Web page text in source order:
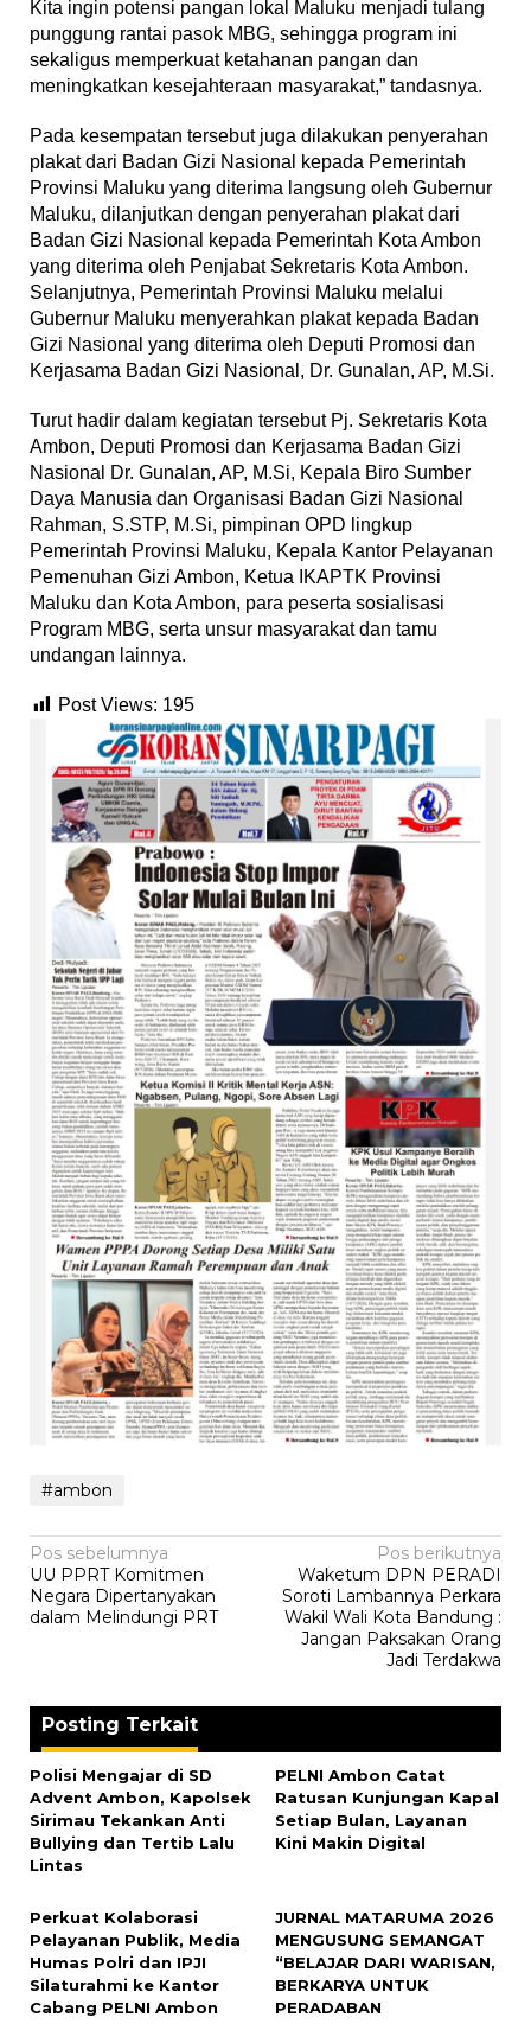
Kita ingin potensi pangan lokal Maluku menjadi tulang
punggung rantai pasok MBG, sehingga program ini
sekaligus memperkuat ketahanan pangan dan
meningkatkan kesejahteraan masyarakat,” tandasnya.
Pada kesempatan tersebut juga dilakukan penyerahan
plakat dari Badan Gizi Nasional kepada Pemerintah
Provinsi Maluku yang diterima langsung oleh Gubernur
Maluku, dilanjutkan dengan penyerahan plakat dari
Badan Gizi Nasional kepada Pemerintah Kota Ambon
yang diterima oleh Penjabat Sekretaris Kota Ambon.
Selanjutnya, Pemerintah Provinsi Maluku melalui
Gubernur Maluku menyerahkan plakat kepada Badan
Gizi Nasional yang diterima oleh Deputi Promosi dan
Kerjasama Badan Gizi Nasional, Dr. Gunalan, AP, M.Si.
Turut hadir dalam kegiatan tersebut Pj. Sekretaris Kota
Ambon, Deputi Promosi dan Kerjasama Badan Gizi
Nasional Dr. Gunalan, AP, M.Si, Kepala Biro Sumber
Daya Manusia dan Organisasi Badan Gizi Nasional
Rahman, S.STP, M.Si, pimpinan OPD lingkup
Pemerintah Provinsi Maluku, Kepala Kantor Pelayanan
Pemenuhan Gizi Ambon, Ketua IKAPTK Provinsi
Maluku dan Kota Ambon, para peserta sosialisasi
Program MBG, serta unsur masyarakat dan tamu
undangan lainnya.
Post Views: 195
#ambon
Navigasi
pos
Pos sebelumnya
UU PPRT Komitmen
Negara Dipertanyakan
dalam Melindungi PRT
Pos berikutnya
‎Waketum DPN PERADI
Soroti Lambannya Perkara
Wakil Wali Kota Bandung :
Jangan Paksakan Orang
Jadi Terdakwa
Posting Terkait
Polisi Mengajar di SD
Advent Ambon, Kapolsek
Sirimau Tekankan Anti
Bullying dan Tertib Lalu
Lintas
PELNI Ambon Catat
Ratusan Kunjungan Kapal
Setiap Bulan, Layanan
Kini Makin Digital
Perkuat Kolaborasi
Pelayanan Publik, Media
Humas Polri dan IPJI
Silaturahmi ke Kantor
Cabang PELNI Ambon
JURNAL MATARUMA 2026
MENGUSUNG SEMANGAT
“BELAJAR DARI WARISAN,
BERKARYA UNTUK
PERADABAN